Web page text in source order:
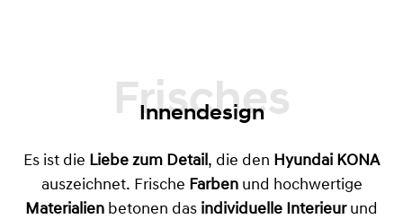
Frisches
Innendesign
Es ist die Liebe zum Detail, die den Hyundai KONA
auszeichnet. Frische Farbenund hochwertige
Materialien betonen das individuelle Interieurund